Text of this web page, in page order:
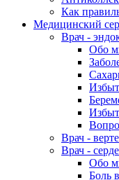
Как
Медицинский
Врач -
Обо
Врач -
Врач -
Обо
Боль